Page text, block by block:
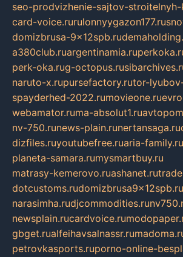
seo-prodvizhenie-sajtov-stroitelnyh-
card-voice.rurulonnyygazon177.ru
domizbrusa-9x12spb.ru
a380club.ruargentinamia.ru
perk-oka.rug-octopus.ru
naruto-x.rupursefactory.rutor-
spayderhed-2022.rumovieone.ru
webamator.ruma-absolut1.ru
nv-750.runews-plain.runertansaga.ru
dizfiles.ruyoutubefree.ruaria-family.ru
planeta-samara.rumysmartbuy.ru
matrasy-kemerovo.ruashanet.ru
dotcustoms.rudomizbrusa9x12spb.ru
narasimha.rudjcommodities.ru
newsplain.rucardvoice.ru
gbget.rualfeihavsalnassr.ru
petrovkasports.ruporno-online-